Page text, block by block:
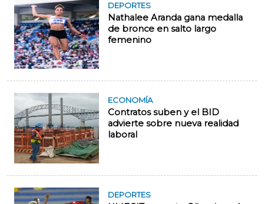
DEPORTES
Nathalee Aranda gana medalla
de bronce en salto largo
femenino
ECONOMÍA
Contratos suben y el BID
advierte sobre nueva realidad
laboral
DEPORTES